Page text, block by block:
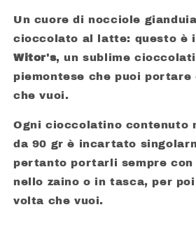
GIANDUIA
90
GIANDUIA
GR.
90
Un cuore di nocciole
cioccolato al latte: questo è il
Witor's, un sublime
piemontese che puoi
che vuoi.
Ogni cioccolatino contenuto
da 90 gr è incartato
pertanto portarli sempre con
nello zaino o in tasca, per
volta che vuoi.